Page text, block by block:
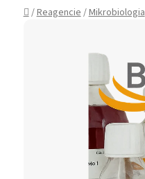
Domov
/Reagencie /Mikrobiologia